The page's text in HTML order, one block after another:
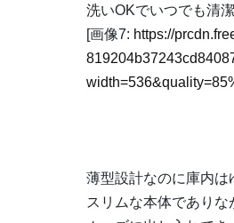
洗いOKでいつでも清
[画像7: https://
薄型設計なのに庫内
スリムな本体であり